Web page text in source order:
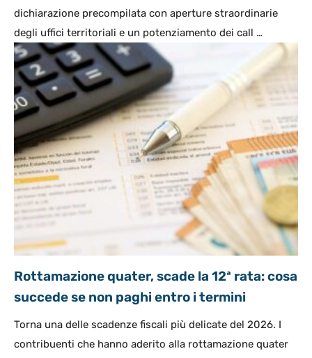
dichiarazione precompilata con aperture straordinarie
degli uffici territoriali e un potenziamento dei call …
Rottamazione quater, scade la 12ª rata: cosa
succede se non paghi entro i termini
Torna una delle scadenze fiscali più delicate del 2026. I
contribuenti che hanno aderito alla rottamazione quater